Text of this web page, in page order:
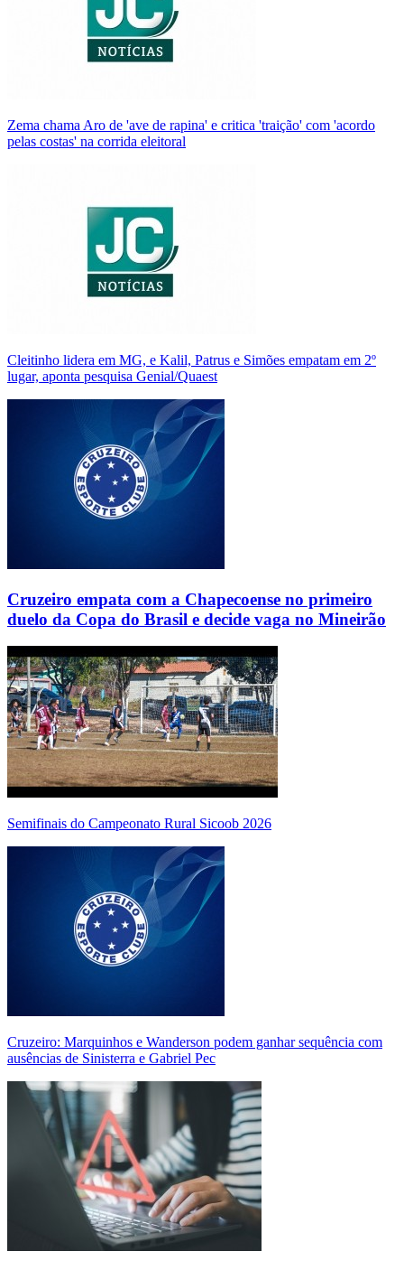
Zema chama Aro de 'ave de rapina' e critica 'traição' com 'acordo
pelas costas' na corrida eleitoral
Cleitinho lidera em MG, e Kalil, Patrus e Simões empatam em 2º
lugar, aponta pesquisa Genial/Quaest
Cruzeiro empata com a Chapecoense no primeiro
duelo da Copa do Brasil e decide vaga no Mineirão
Semifinais do Campeonato Rural Sicoob 2026
Cruzeiro: Marquinhos e Wanderson podem ganhar sequência com
ausências de Sinisterra e Gabriel Pec